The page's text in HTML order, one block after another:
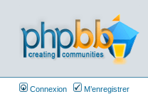
Connexion M’enregistrer